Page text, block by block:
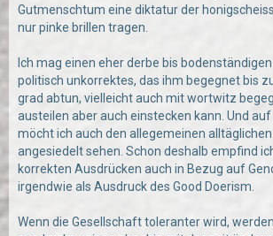
Gutmenschtum eine diktatur der
nur pinke brillen tragen.
Ich mag einen eher derbe bis
politisch unkorrektes, das ihm begegnet bis
grad abtun, vielleicht auch mit wortwitz
austeilen aber auch einstecken kann. Und auf
möcht ich auch den allegemeinen
angesiedelt sehen. Schon deshalb empfind
korrekten Ausdrücken auch in Bezug auf
irgendwie als Ausdruck des Good Doerism.
Wenn die Gesellschaft toleranter wird,